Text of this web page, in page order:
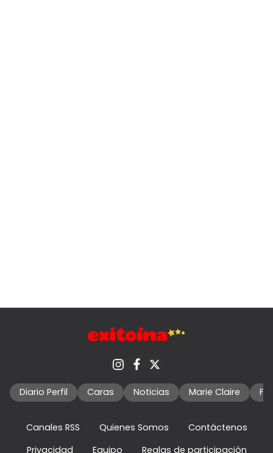
Diario Perfil Caras Noticias Marie Claire
Canales RSS Quienes Somos
Contáctenos
Privacidad
Equipo Reglas de participación